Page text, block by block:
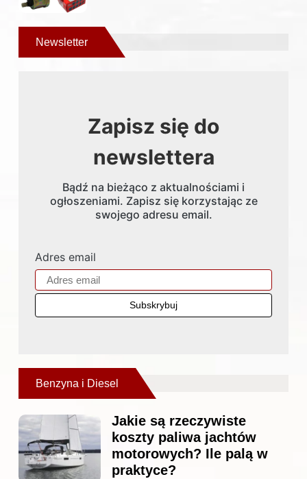
Newsletter
Zapisz się do
newslettera
Bądź na bieżąco z aktualnościami i
ogłoszeniami. Zapisz się korzystając ze
swojego adresu email.
Adres email
Benzyna i Diesel
Jakie są rzeczywiste
koszty paliwa jachtów
motorowych? Ile palą w
praktyce?